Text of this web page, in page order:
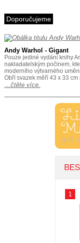
Doporučujeme
Andy Warhol - Gigant
Pouze jediné vydání knihy
nakladatelským počinem,
moderního výtvarného
Obří svazek měří 43 x 33 cm
…čtěte více.